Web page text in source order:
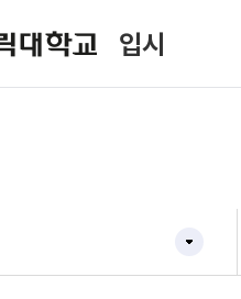
입시